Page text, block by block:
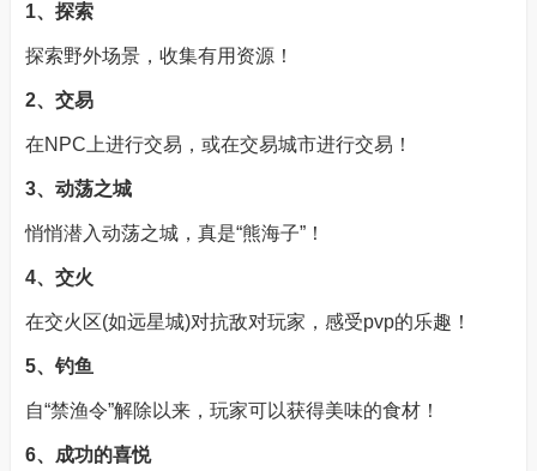
1、探索
探索野外场景，收集有用资源！
2、交易
在NPC上进行交易，或在交易城市进行交易！
3、动荡之城
悄悄潜入动荡之城，真是“熊海子”！
4、交火
在交火区(如远星城)对抗敌对玩家，感受pvp的乐趣！
5、钓鱼
自“禁渔令”解除以来，玩家可以获得美味的食材！
6、成功的喜悦